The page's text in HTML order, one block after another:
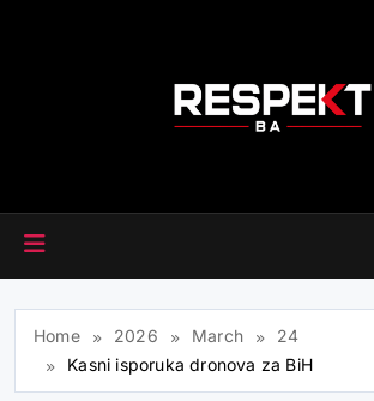
Home 2026 March
24
Kasni isporuka dronova za BiH